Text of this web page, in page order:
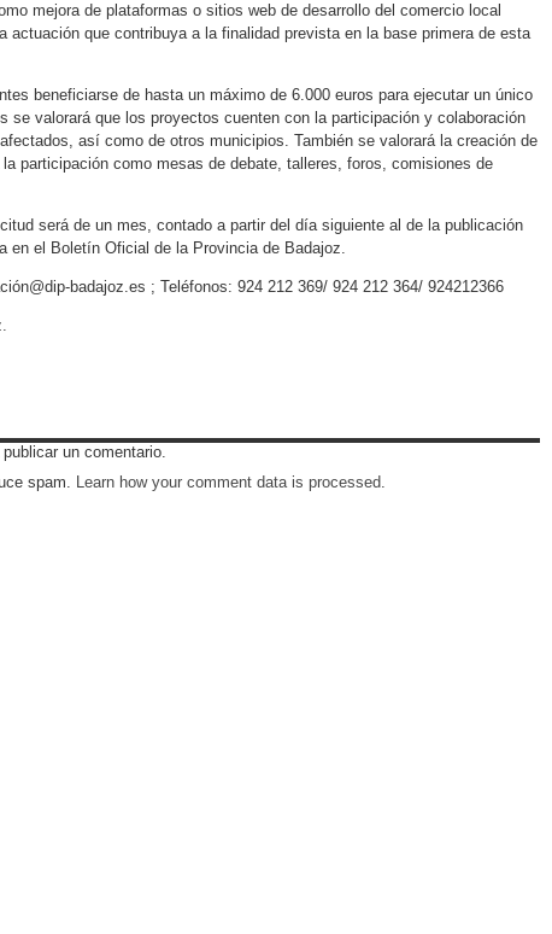
mejora de plataformas o sitios web de desarrollo del comercio local
actuación que contribuya a la finalidad prevista en la base primera de esta
beneficiarse de hasta un máximo de 6.000 euros para ejecutar un único
se valorará que los proyectos cuenten con la participación y colaboración
así como de otros municipios. También se valorará la creación de
participación como mesas de debate, talleres, foros, comisiones de
será de un mes, contado a partir del día siguiente al de la publicación
en el Boletín Oficial de la Provincia de Badajoz.
badajoz.es ; Teléfonos: 924 212 369/ 924 212 364/ 924212366
un comentario.
spam. Learn how your comment data is processed.